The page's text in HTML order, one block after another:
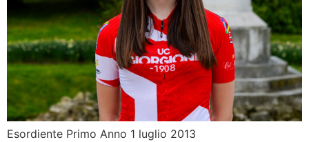
Esordiente Primo Anno 1 luglio 2013